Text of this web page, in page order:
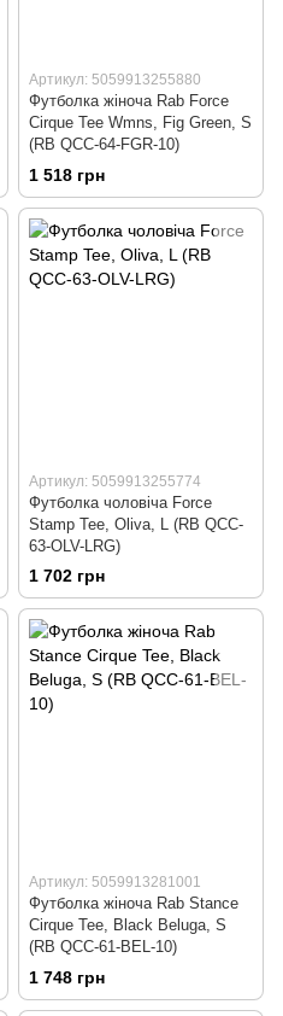
Артикул: 5059913255880
Футболка жіноча Rab Force
Cirque Tee Wmns, Fig Green, S
(RB QCC-64-FGR-10)
1 518 грн
Артикул: 5059913255774
Футболка чоловіча Force
Stamp Tee, Oliva, L (RB QCC-
63-OLV-LRG)
1 702 грн
Артикул: 5059913281001
Футболка жіноча Rab Stance
Cirque Tee, Black Beluga, S
(RB QCC-61-BEL-10)
1 748 грн